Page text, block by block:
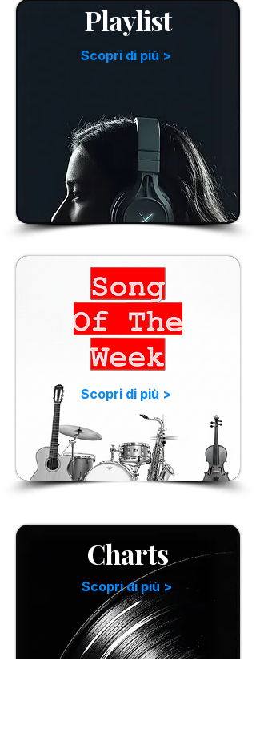
Playlist
Scopri di più >
Scopri di più >
Charts
Scopri di più >